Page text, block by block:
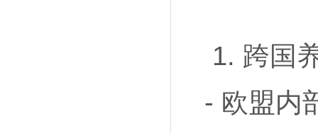
1. 跨国
- 欧盟内